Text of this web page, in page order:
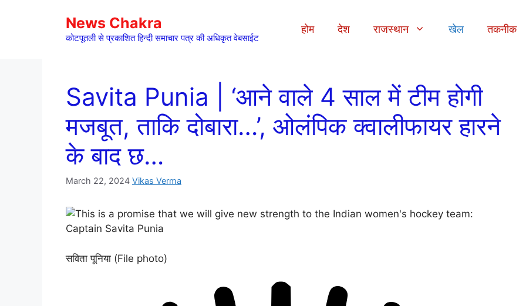
News Chakra
कोटपूतली से प्रकाशित हिन्दी समाचार पत्र की अधिकृत वेबसाईट
होम देश राजस्थान खेल तकनीक
Savita Punia | ‘आने वाले 4 साल में टीम होगी
मजबूत, ताकि दोबारा…’, ओलंपिक क्वालीफायर हारने
के बाद छ…
March 22, 2024 Vikas Verma
सविता पूनिया (File photo)